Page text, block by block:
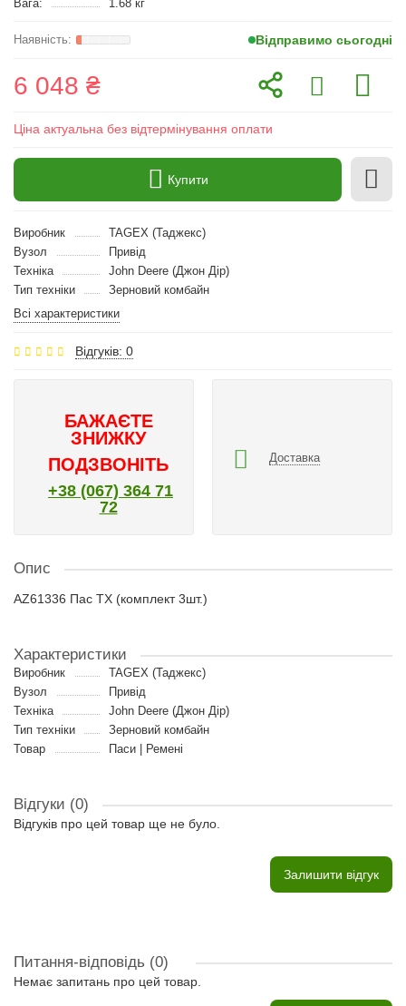
Вага:
1.68 кг
Відправимо сьогодні
6 048 ₴
Ціна актуальна без відтермінування оплати
Купити
Виробник
TAGEX (Таджекс)
Вузол
Привід
Техніка
John Deere (Джон Дір)
Тип техніки
Зерновий комбайн
Всі характеристики
Відгуків: 0
БАЖАЄТЕ
ЗНИЖКУ
ПОДЗВОНІТЬ
+38 (067) 364 71
72
Доставка
Опис
AZ61336 Пас TX (комплект 3шт.)
Характеристики
Виробник
TAGEX (Таджекс)
Вузол
Привід
Техніка
John Deere (Джон Дір)
Тип техніки
Зерновий комбайн
Товар
Паси | Ремені
Відгуки (0)
Відгуків про цей товар ще не було.
Залишити відгук
Питання-відповідь (0)
Немає запитань про цей товар.